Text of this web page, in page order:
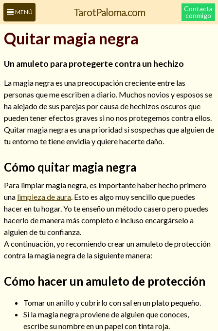
MENÚ TarotPaloma.com
Contacta
conmigo
Leer más sobre mí
Quitar magia negra
Un amuleto para protegerte contra un hechizo
La magia negra es una preocupación creciente entre las
personas que me escriben a diario. Muchos novios y esposos se
ha alejado de sus parejas por causa de hechizos oscuros que
pueden tener efectos graves si no nos protegemos contra ellos.
Quitar magia negra es una prioridad si sospechas que alguien de
tu entorno te tiene envidia y quiere hacerte daño.
Cómo quitar magia negra
Para limpiar magia negra, es importante haber hecho primero
una limpieza de aura . Esto es algo muy sencillo que puedes
hacer en tu hogar. Yo te enseño un método casero pero puedes
hacerlo de manera más completo e incluso encargárselo a
alguien de tu confianza.
A continuación, yo recomiendo crear un amuleto de protección
contra la magia negra de la siguiente manera:
Cómo hacer un amuleto de protección
Tomar un anillo y cubrirlo con sal en un plato pequeño.
Si la magia negra proviene de alguien que conoces,
escribe su nombre en un papel con tinta roja.